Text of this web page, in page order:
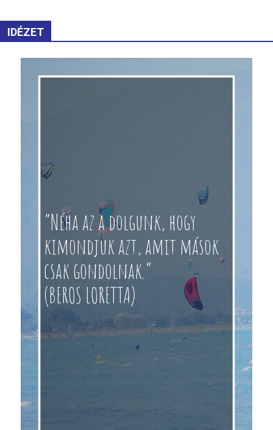
IDÉZET
“Néha az a dolgunk, hogy
kimondjuk azt, amit mások
csak gondolnak.”
(BEROS LORETTA)